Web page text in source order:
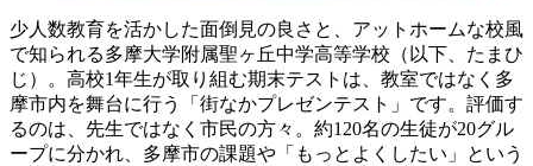
少人数教育を活かした面倒見の良さと、アットホームな校風
で知られる多摩大学附属聖ヶ丘中学高等学校（以下、たまひ
じ）。高校1年生が取り組む期末テストは、教室ではなく多
摩市内を舞台に行う「街なかプレゼンテスト」です。評価す
るのは、先生ではなく市民の方々。約120名の生徒が20グル
ープに分かれ、多摩市の課題や「もっとよくしたい」という